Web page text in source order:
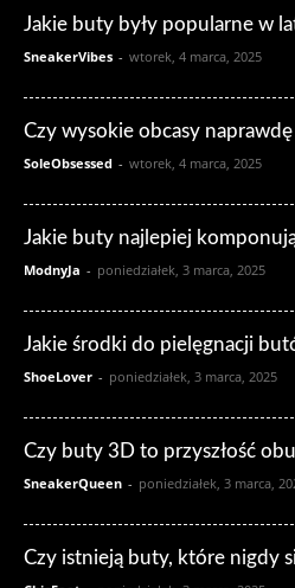
Jakie buty były popularne w
SneakerVibes - wtorek, 4 marca, 2025
Czy wysokie obcasy
SoleObsessed - wtorek, 4 marca, 2025
Jakie buty najlepiej
ModnyJa - poniedziałek, 3 marca, 2025
Jakie środki do pielęgnacji
ShoeLover - poniedziałek, 3 marca, 2025
Czy buty 3D to przyszłość
SneakerQueen - poniedziałek, 3 marca,
Czy istnieją buty, które nigdy